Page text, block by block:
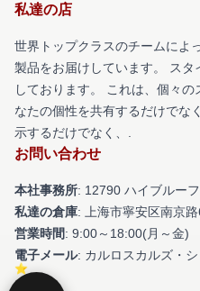
私達の店
世界トップクラスのチームによ
製品をお届けしています。 ス
しております。 これは、個々
なたの個性を共有するだけでな
示するだけでなく、.
お問い合わせ
本社事務所: 12790 ハイブルー
私達の倉庫: 上海市寧安区南京
営業時間: 9:00～18:00(月～金)
電子メール: カルロスカルズ・